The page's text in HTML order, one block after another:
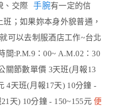
、交際
手腕有一定的信
；如果妳本身外貌普通，
可以去制服酒店工作~台北
間:P.M.9：00~ A.M.02：30
關節數單價 3天班(月報13
4天班(月報17天) 10分鐘 -
天) 10分鐘 - 150~155元便